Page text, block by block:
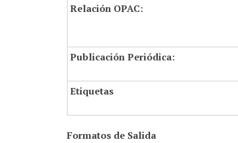
Relación OPAC:
Publicación Periódica:
Etiquetas
Formatos de Salida